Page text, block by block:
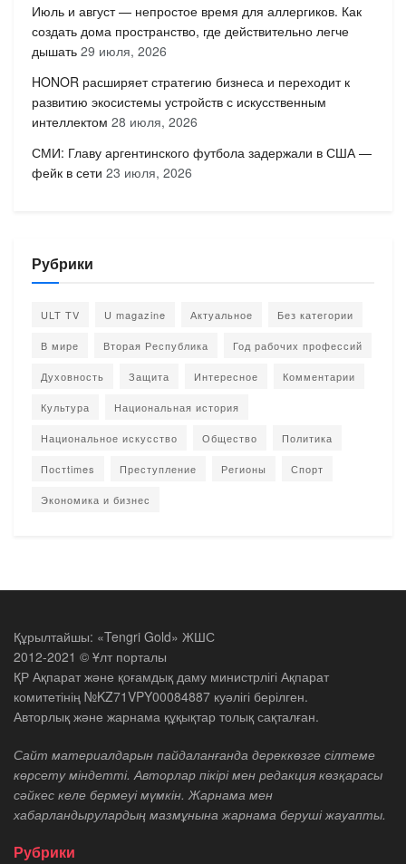
Июль и август — непростое время для аллергиков. Как
создать дома пространство, где действительно легче
дышать 29 июля, 2026
HONOR расширяет стратегию бизнеса и переходит к
развитию экосистемы устройств с искусственным
интеллектом 28 июля, 2026
СМИ: Главу аргентинского футбола задержали в США —
фейк в сети 23 июля, 2026
Рубрики
ULT TV U magazine Актуальное Без категории
В мире Вторая Республика Год рабочих профессий
Духовность Защита Интересное Комментарии
Культура Национальная история
Национальное искусство Общество Политика
Постtimes Преступление Регионы Спорт
Экономика и бизнес
Құрылтайшы: «Tengri Gold» ЖШС
2012-2021 © Ұлт порталы
ҚР Ақпарат және қоғамдық даму министрлігі Ақпарат
комитетінің №KZ71VPY00084887 куәлігі берілген.
Авторлық және жарнама құқықтар толық сақталған.
Сайт материалдарын пайдаланғанда дереккөзге сілтеме
көрсету міндетті. Авторлар пікірі мен редакция көзқарасы
сәйкес келе бермеуі мүмкін. Жарнама мен
хабарландырулардың мазмұнына жарнама беруші жауапты.
Рубрики